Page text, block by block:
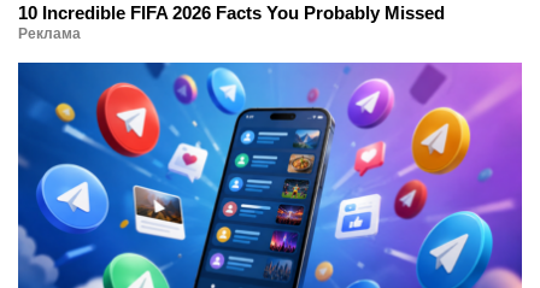
10 Incredible FIFA 2026 Facts You Probably Missed
Реклама